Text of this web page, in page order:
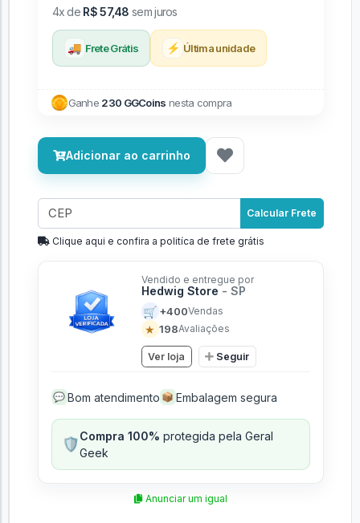
4x de R$ 57,48 sem juros
🚚 Frete Grátis ⚡ Última unidade
Ganhe 230 GGCoins nesta compra
Adicionar ao carrinho
Calcular Frete
Clique aqui e confira a politíca de frete grátis
Vendido e entregue por
Hedwig Store - SP
🛒 +400Vendas
★ 198Avaliações
Ver loja Seguir
💬 Bom atendimento 📦 Embalagem segura
🛡️Compra 100% protegida pela Geral
Geek
Anunciar um igual